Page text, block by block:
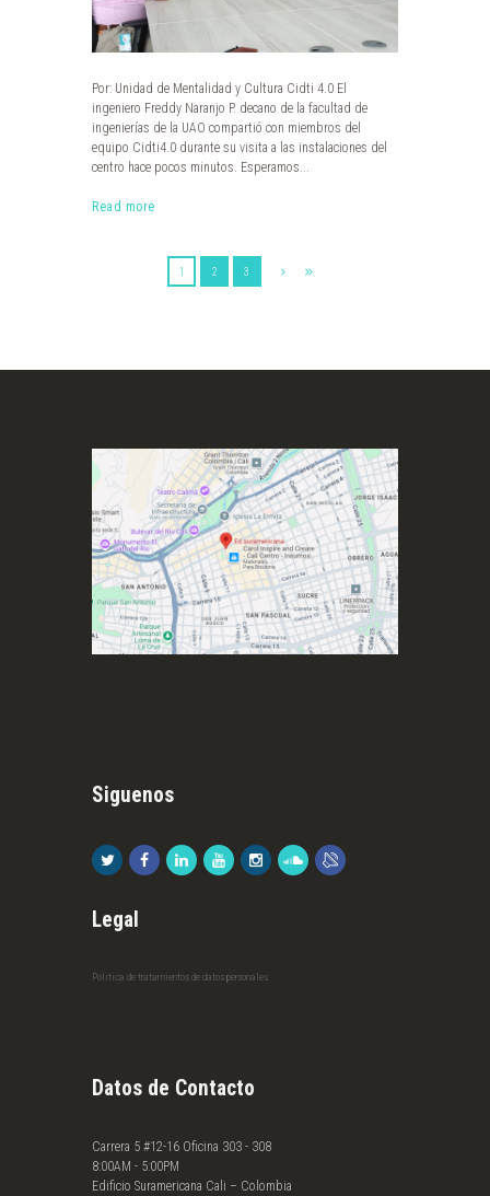
Por: Unidad de Mentalidad y Cultura Cidti 4.0 El
ingeniero Freddy Naranjo P. decano de la facultad de
ingenierías de la UAO compartió con miembros del
equipo Cidti4.0 durante su visita a las instalaciones del
centro hace pocos minutos. Esperamos...
Read more
1 2 3
Siguenos
Legal
Politica de tratamientos de datos personales
Datos de Contacto
Carrera 5 #12-16 Oficina 303 - 308
8:00AM - 5:00PM
Edificio Suramericana Cali – Colombia